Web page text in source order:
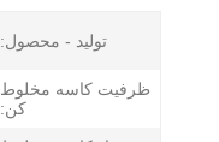
تولید - محصول:
ظرفیت کاسه مخلوط
کن: